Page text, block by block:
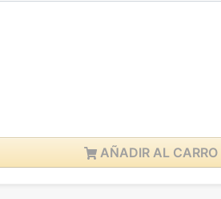
AÑADIR AL CARRO